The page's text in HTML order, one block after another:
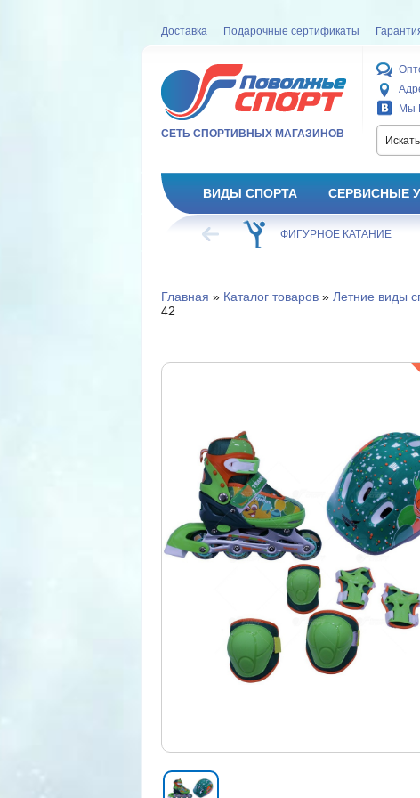
Доставка Подарочные сертификаты
СЕТЬ СПОРТИВНЫХ МАГАЗИНОВ
Мы
ВИДЫ СПОРТА СЕРВИСНЫЕ
ХОККЕЙ ФИГУРНОЕ КАТАНИЕ
Главная » Каталог товаров» Летние виды
42